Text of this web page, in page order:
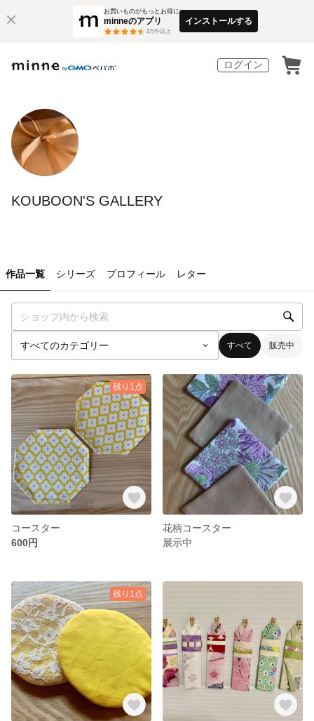
お買いものがもっとお得に
minneのアプリ
3万件以上
インストールする
ログイン
KOUBOON'S GALLERY
作品一覧 シリーズ プロフィール レター
すべて 販売中
残り1点
コースター
600円
花柄コースター
展示中
残り1点